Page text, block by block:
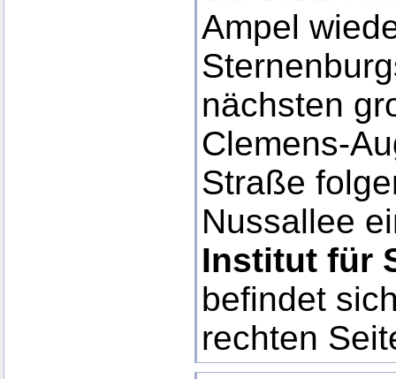
Ampel
nächsten
Clemens-
Straße
Nussallee
Institut für
befindet
rechten